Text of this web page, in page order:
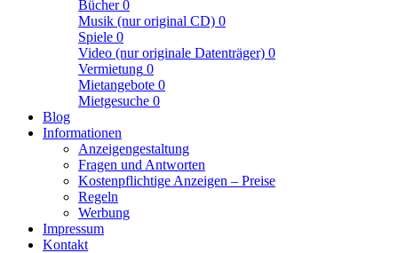
Bücher0
Musik (nur original CD) 0
Spiele 0
Video (nur originale Datenträger) 0
Vermietung 0
Mietangebote 0
Mietgesuche 0
Blog
Informationen
Anzeigengestaltung
Fragen und Antworten
Kostenpflichtige Anzeigen – Preise
Regeln
Werbung
Impressum
Kontakt